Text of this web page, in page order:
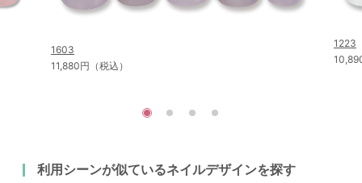
1603
11,880円（税込）
1223
利用シーンが似ているネイルデザインを探す